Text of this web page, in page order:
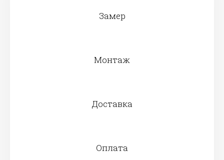
Замер
Монтаж
Доставка
Оплата